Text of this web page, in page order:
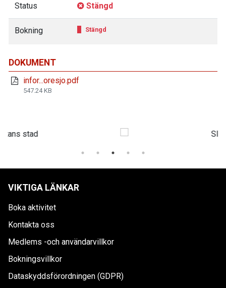
DOKUMENT
infor...oresjo.pdf
547.24 KB
Status Stängd
Bokning Stängd
VIKTIGA LÄNKAR
Boka aktivitet
Kontakta oss
Medlems -och användarvillkor
Bokningsvillkor
Dataskyddsförordningen (GDPR)